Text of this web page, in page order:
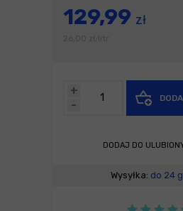
129,99 zł
-
+
DODAJ DO
Wysyłka: do 24